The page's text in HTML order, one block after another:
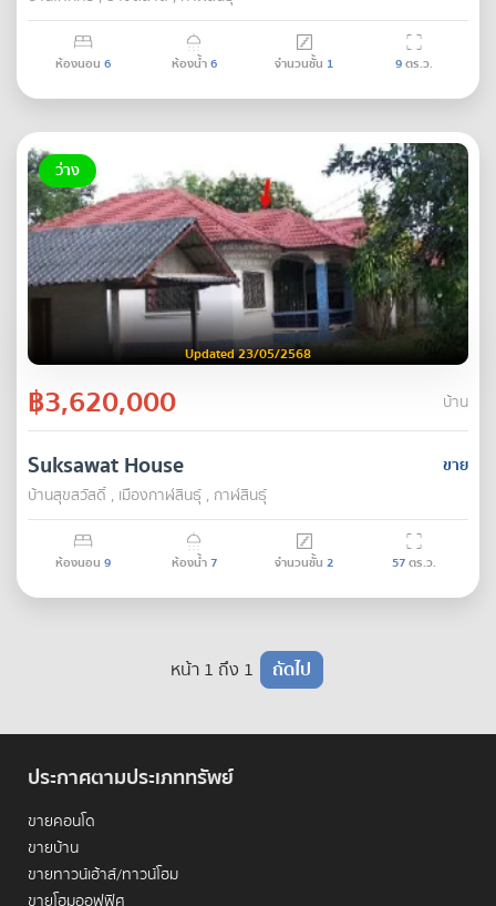
ห้องนอน 6 ห้องน้ำ6 จำนวนชั้น 1 9ตร.ว.
ว่าง
Updated 23/05/2568
฿3,620,000 บ้าน
ขาย
Suksawat House
บ้านสุขสวัสดิ์ , เมืองกาฬสินธุ์ , กาฬสินธุ์
ห้องนอน 9 ห้องน้ำ7 จำนวนชั้น 2 57ตร.ว.
หน้า 1 ถึง 1 ถัดไป
ประกาศตามประเภททรัพย์
ขายคอนโด
ขายบ้าน
ขายทาวน์เฮ้าส์/ทาวน์โฮม